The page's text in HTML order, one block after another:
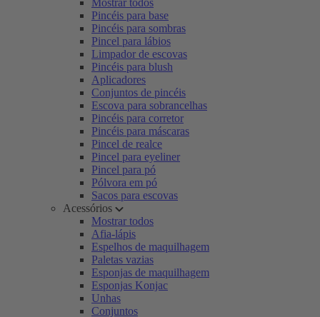
Mostrar todos
Pincéis para base
Pincéis para sombras
Pincel para lábios
Limpador de escovas
Pincéis para blush
Aplicadores
Conjuntos de pincéis
Escova para sobrancelhas
Pincéis para corretor
Pincéis para máscaras
Pincel de realce
Pincel para eyeliner
Pincel para pó
Pólvora em pó
Sacos para escovas
Acessórios
Mostrar todos
Afia-lápis
Espelhos de maquilhagem
Paletas vazias
Esponjas de maquilhagem
Esponjas Konjac
Unhas
Conjuntos